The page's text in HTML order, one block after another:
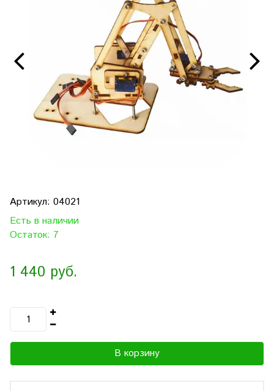
Артикул: 04021
Есть в наличии
Остаток: 7
1 440 руб.
В корзину